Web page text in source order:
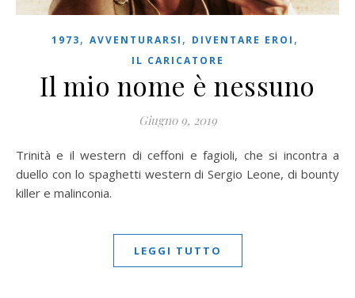
1973, AVVENTURARSI , DIVENTARE EROI ,
IL CARICATORE
Il mio nome è nessuno
Giugno 9, 2019
Trinità e il western di ceffoni e fagioli, che si incontra a
duello con lo spaghetti western di Sergio Leone, di bounty
killer e malinconia.
LEGGI TUTTO